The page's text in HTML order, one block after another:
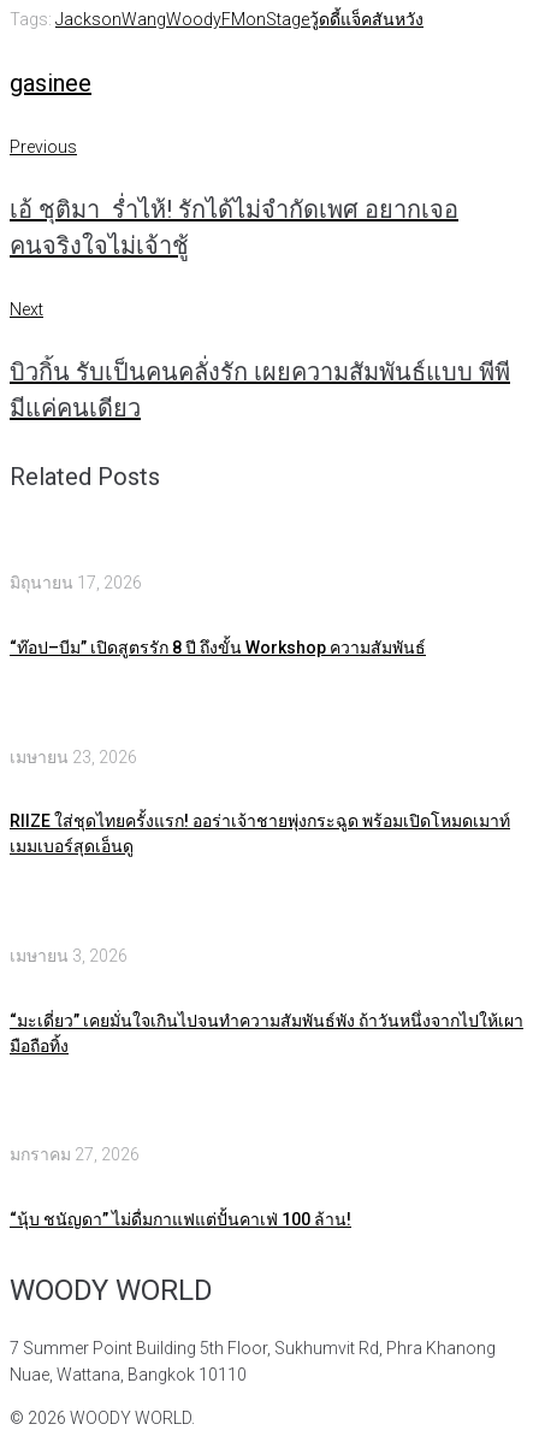
Tags: JacksonWangWoodyFMonStageวู้ดดี้แจ็คสันหวัง
gasinee
แนะแนว
เรื่อง
Previous
Previous
เอ้ ชุติมา ร่ำไห้! รักได้ไม่จำกัดเพศ อยากเจอ
คนจริงใจไม่เจ้าชู้
Next
Next
บิวกิ้น รับเป็นคนคลั่งรัก เผยความสัมพันธ์แบบ พีพี
มีแค่คนเดียว
Related Posts
มิถุนายน 17, 2026
“ท๊อป–บีม” เปิดสูตรรัก 8 ปี ถึงขั้น Workshop ความสัมพันธ์
เมษายน 23, 2026
RIIZE ใส่ชุดไทยครั้งแรก! ออร่าเจ้าชายพุ่งกระฉูด พร้อมเปิดโหมดเมาท์
เมมเบอร์สุดเอ็นดู
เมษายน 3, 2026
“มะเดี่ยว” เคยมั่นใจเกินไปจนทำความสัมพันธ์พัง ถ้าวันหนึ่งจากไปให้เผา
มือถือทิ้ง
มกราคม 27, 2026
“นุ้บ ชนัญดา” ไม่ดื่มกาแฟแต่ปั้นคาเฟ่ 100 ล้าน!
WOODY WORLD
7 Summer Point Building 5th Floor, Sukhumvit Rd, Phra Khanong
Nuae, Wattana, Bangkok 10110
© 2026 WOODY WORLD.